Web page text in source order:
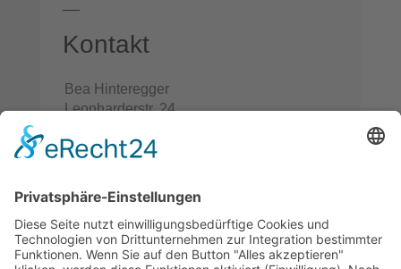
Kontakt
Bea Hinteregger
Leonharderstr. 24
Italien/Südtirol
mail@bea-hinteregger.art
©Bea Hinteregger Impressum Datenschutz